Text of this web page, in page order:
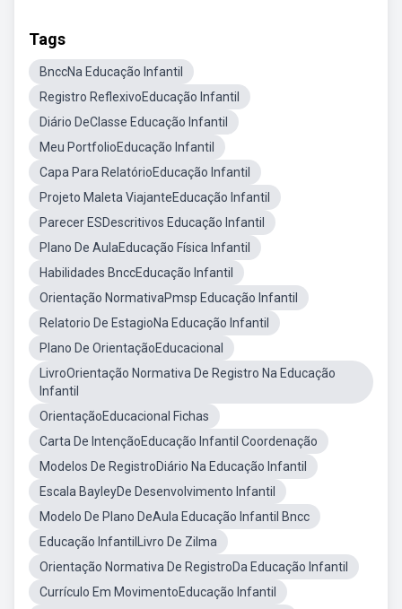
Tags
BnccNa Educação Infantil
Registro ReflexivoEducação Infantil
Diário DeClasse Educação Infantil
Meu PortfolioEducação Infantil
Capa Para RelatórioEducação Infantil
Projeto Maleta ViajanteEducação Infantil
Parecer ESDescritivos Educação Infantil
Plano De AulaEducação Física Infantil
Habilidades BnccEducação Infantil
Orientação NormativaPmsp Educação Infantil
Relatorio De EstagioNa Educação Infantil
Plano De OrientaçãoEducacional
LivroOrientação Normativa De Registro Na Educação
Infantil
OrientaçãoEducacional Fichas
Carta De IntençãoEducação Infantil Coordenação
Modelos De RegistroDiário Na Educação Infantil
Escala BayleyDe Desenvolvimento Infantil
Modelo De Plano DeAula Educação Infantil Bncc
Educação InfantilLivro De Zilma
Orientação Normativa De RegistroDa Educação Infantil
Currículo Em MovimentoEducação Infantil